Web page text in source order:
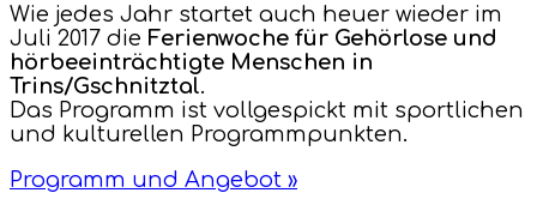
Wie jedes Jahr startet auch heuer wieder im
Juli 2017 die Ferienwoche für Gehörlose und
hörbeeinträchtigte Menschen in
Trins/Gschnitztal.
Das Programm ist vollgespickt mit sportlichen
und kulturellen Programmpunkten.
Programm und Angebot »